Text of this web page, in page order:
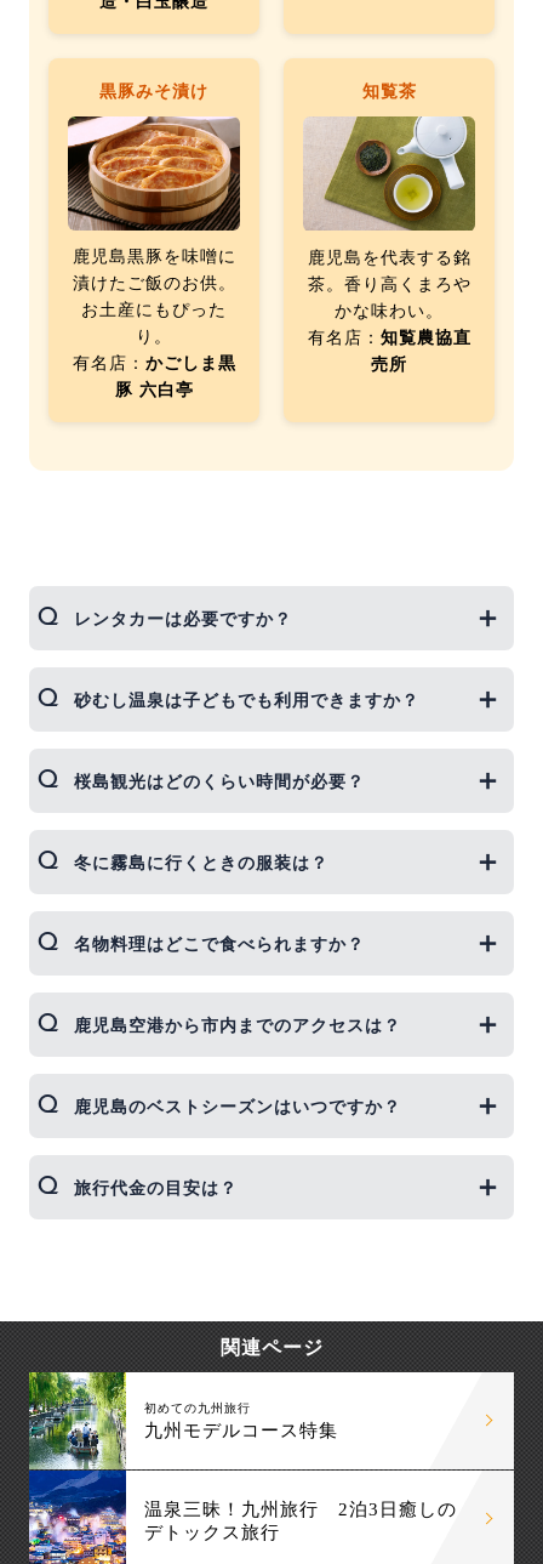
黒豚みそ漬け
鹿児島黒豚を味噌に
漬けたご飯のお供。
お土産にもぴった
り。
有名店： かごしま黒
豚 六白亭
知覧茶
鹿児島を代表する銘
茶。香り高くまろや
かな味わい。
有名店： 知覧農協直
売所
レンタカーは必要ですか？
ですが、桜島・指宿・霧島など郊外へ行くならレン
タカーが便利です。
砂むし温泉は子どもでも利用できますか？
体調が悪い時や長時間の入浴は避けましょう。
桜島観光はどのくらい時間が必要？
日〜1日を見込むのがベストです。
冬に霧島に行くときの服装は？
め冷え込みます。厚手の上着を持参しましょう。
名物料理はどこで食べられますか？
スは天文館むじゃき本店が有名です。
鹿児島空港から市内までのアクセスは？
ているので、観光の拠点に便利です。
鹿児島のベストシーズンはいつですか？
光に最適です。夏は台風シーズン、冬は温泉旅行に
人気です。
旅行代金の目安は？
関連ページ
初めての九州旅行
九州モデルコース特集
温泉三昧！九州旅行 2泊3日癒しの
デトックス旅行